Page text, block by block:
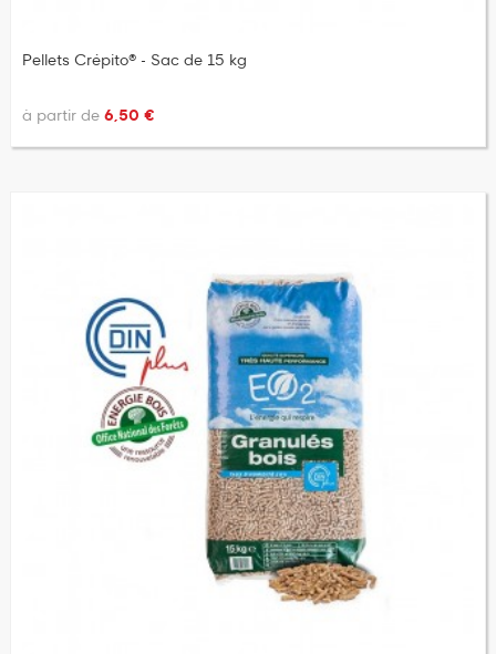
Pellets Crépito® - Sac de 15 kg
à partir de 6,50 €